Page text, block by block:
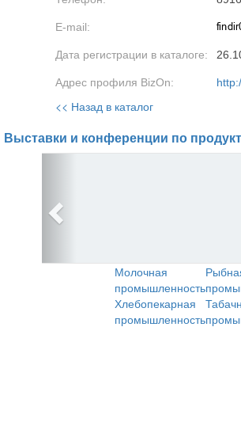
E-mail:
Дата регистрации в каталоге:
Адрес профиля BizOn:
<< Назад в каталог
Выставки и конференции по
Молочная
промышленность
Хлебопекарная
промышленность